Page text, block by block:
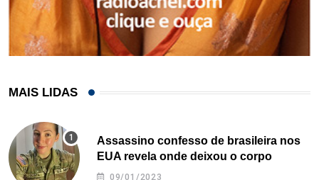
MAIS LIDAS
Assassino confesso de brasileira nos
EUA revela onde deixou o corpo
09/01/2023